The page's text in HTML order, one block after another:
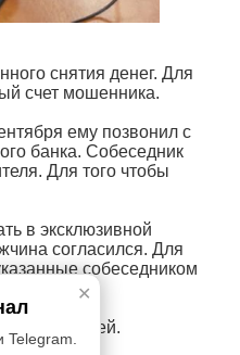
снятия денег. Для
счет мошенника.
ему позвонил с
банка. Собеседник
Для того чтобы
в эксклюзивной
согласился. Для
собеседником
рублей.
✕
Telegram.